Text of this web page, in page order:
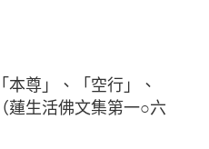
尊」、「空行」、
蓮生活佛文集第一○六